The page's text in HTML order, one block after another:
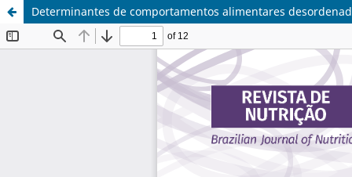
Determinantes de comportamentos alimentares